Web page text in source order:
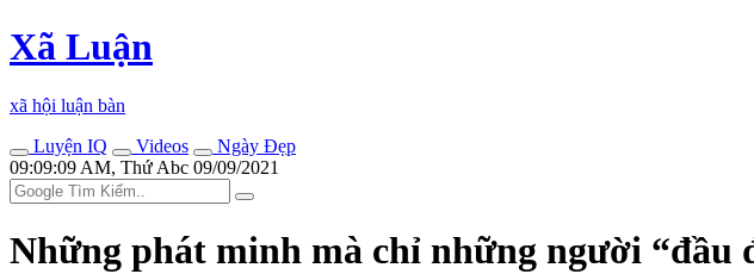
Xã Luận
xã hội luận bàn
Luyện IQ
Videos
Ngày Đẹp
09:09:09 AM, Thứ Abc 09/09/2021
Những phát minh mà chỉ những người “đầu